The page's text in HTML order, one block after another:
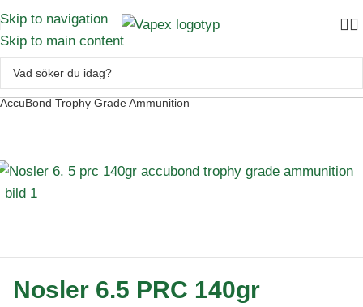
Skip to navigation
Skip to main content
AccuBond Trophy Grade Ammunition
Nosler 6.5 PRC 140gr